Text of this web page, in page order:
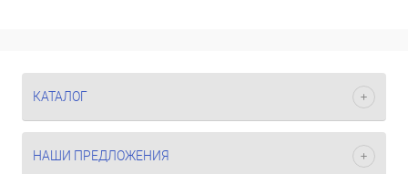
КАТАЛОГ
НАШИ ПРЕДЛОЖЕНИЯ